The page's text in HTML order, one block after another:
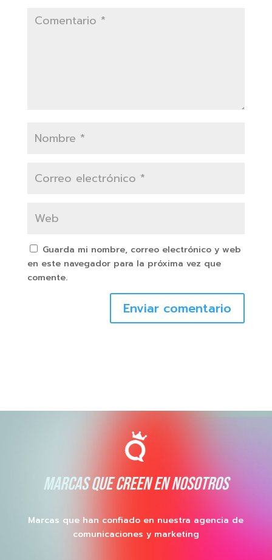
Guarda mi nombre, correo electrónico y web
en este navegador para la próxima vez que
comente.
Enviar comentario
MARCAS QUE CREEN EN NOSOTROS
Marcas que han confiado en nuestra agencia de
comunicaciones y marketing